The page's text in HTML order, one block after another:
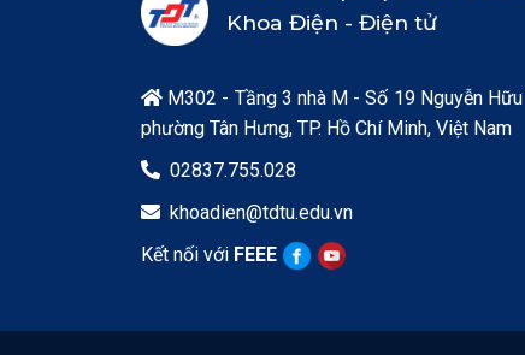
Khoa Điện - Điện tử
 M302 - Tầng 3 nhà M - Số 19 Nguyễn Hữu
phường Tân Hưng, TP. Hồ Chí Minh, Việt Nam
 02837.755.028
 khoadien@tdtu.edu.vn
Kết nối với FEEE